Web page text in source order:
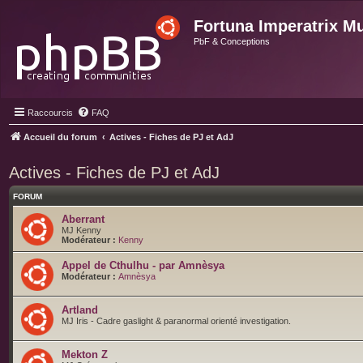
Fortuna Imperatrix
PbF & Conceptions
Raccourcis FAQ
Accueil du forum Actives - Fiches de PJ et AdJ
Actives - Fiches de PJ et AdJ
FORUM
Aberrant
MJ Kenny
Modérateur : Kenny
Appel de Cthulhu - par Amnèsya
Modérateur : Amnèsya
Artland
MJ Iris - Cadre gaslight & paranormal orienté investigation.
Mekton Z